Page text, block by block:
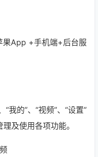
果App +手机端+后台服
“我的”、“视频”、“设置”
及使用各项功能。